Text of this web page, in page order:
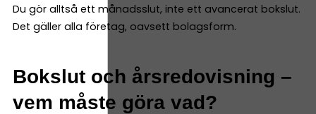
Du gör alltså ett månadsslut, inte ett avancerat bokslut.
Det gäller alla företag, oavsett bolagsform.
Bokslut och årsredovisning –
vem måste göra vad?